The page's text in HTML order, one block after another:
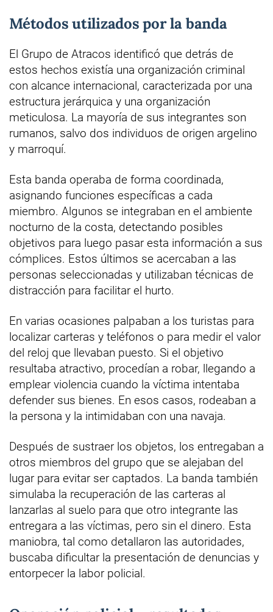
Métodos utilizados por la banda
El Grupo de Atracos identificó que detrás de
estos hechos existía una organización criminal
con alcance internacional, caracterizada por una
estructura jerárquica y una organización
meticulosa. La mayoría de sus integrantes son
rumanos, salvo dos individuos de origen argelino
y marroquí.
Esta banda operaba de forma coordinada,
asignando funciones específicas a cada
miembro. Algunos se integraban en el ambiente
nocturno de la costa, detectando posibles
objetivos para luego pasar esta información a sus
cómplices. Estos últimos se acercaban a las
personas seleccionadas y utilizaban técnicas de
distracción para facilitar el hurto.
En varias ocasiones palpaban a los turistas para
localizar carteras y teléfonos o para medir el valor
del reloj que llevaban puesto. Si el objetivo
resultaba atractivo, procedían a robar, llegando a
emplear violencia cuando la víctima intentaba
defender sus bienes. En esos casos, rodeaban a
la persona y la intimidaban con una navaja.
Después de sustraer los objetos, los entregaban a
otros miembros del grupo que se alejaban del
lugar para evitar ser captados. La banda también
simulaba la recuperación de las carteras al
lanzarlas al suelo para que otro integrante las
entregara a las víctimas, pero sin el dinero. Esta
maniobra, tal como detallaron las autoridades,
buscaba dificultar la presentación de denuncias y
entorpecer la labor policial.